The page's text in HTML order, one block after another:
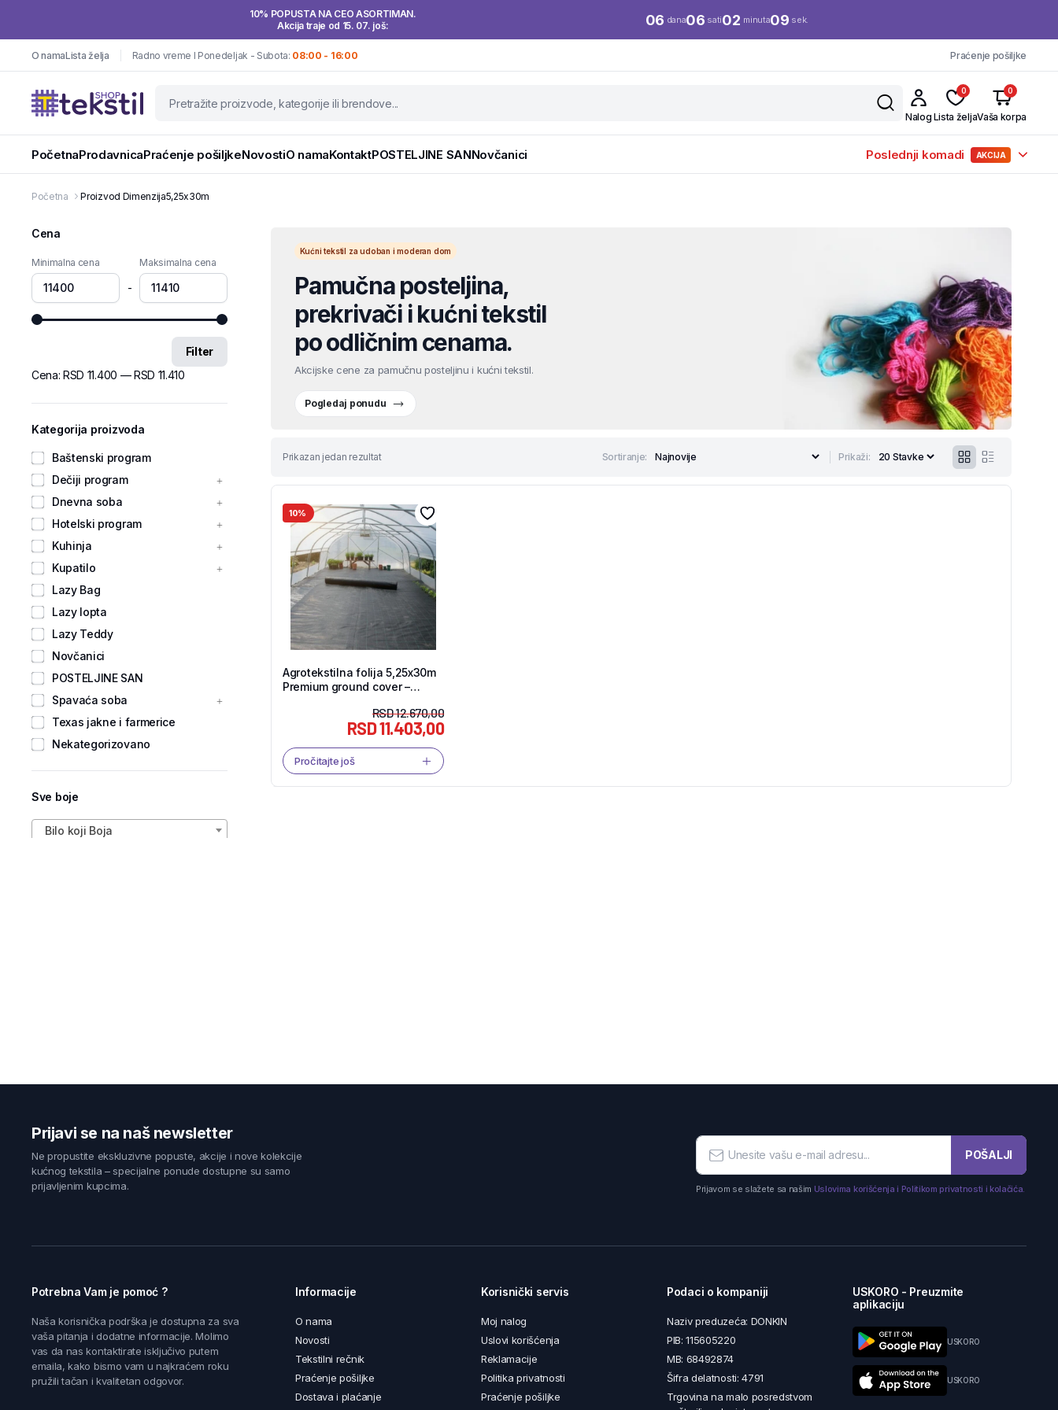
10% POPUSTA NA CEO ASORTIMAN.
Akcija traje od 15. 07. još:
06 dana06 sati02 minuta08 sek.
O namaLista želja Radno vreme I Ponedeljak - Subota: 08:00 - 16:00 Praćenje pošiljke
Nalog
0
Lista želja
0
Vaša korpa
PočetnaProdavnicaPraćenje pošiljkeNovostiO namaKontaktPOSTELJINE SANNovčanici Poslednji komadi AKCIJA
Početna Proizvod Dimenzija5,25x30m
Kućni tekstil za udoban i moderan dom
Pamučna posteljina,
prekrivači i kućni tekstil
po odličnim cenama.
Akcijske cene za pamučnu posteljinu i kućni tekstil.
Pogledaj ponudu
Prikazan jedan rezultat Sortiranje: Prikaži:
10%
Agrotekstilna folija 5,25x30m
Premium ground cover –
RSD12.670,00
RSD11.403,00
Pročitajte još
Cena
Minimalna cena
-
Maksimalna cena
Filter
Cena:RSD 11.400 —RSD 11.410
Kategorija proizvoda
Baštenski program
Dečiji program
Dnevna soba
Hotelski program
Kuhinja
Kupatilo
Lazy Bag
Lazy lopta
Lazy Teddy
Novčanici
POSTELJINE SAN
Spavaća soba
Texas jakne i farmerice
Nekategorizovano
Sve boje
Bilo koji Boja
Prijavi se na naš newsletter
Ne propustite ekskluzivne popuste, akcije i nove kolekcije
kućnog tekstila – specijalne ponude dostupne su samo
prijavljenim kupcima.
POŠALJI
Prijavom se slažete sa našim Uslovima korišćenja i Politikom privatnosti i kolačića.
Potrebna Vam je pomoć ?
Naša korisnička podrška je dostupna za sva
vaša pitanja i dodatne informacije. Molimo
vas da nas kontaktirate isključivo putem
emaila, kako bismo vam u najkraćem roku
pružili tačan i kvalitetan odgovor.
Informacije
O nama
Novosti
Tekstilni rečnik
Praćenje pošiljke
Dostava i plaćanje
Korisnički servis
Moj nalog
Uslovi korišćenja
Reklamacije
Politika privatnosti
Praćenje pošiljke
Podaci o kompaniji
Naziv preduzeća: DONKIN
PIB: 115605220
MB: 68492874
Šifra delatnosti: 4791
Trgovina na malo posredstvom
USKORO - Preuzmite
aplikaciju
USKORO
USKORO